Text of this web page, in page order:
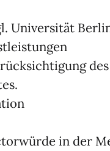
Universität
des
in der